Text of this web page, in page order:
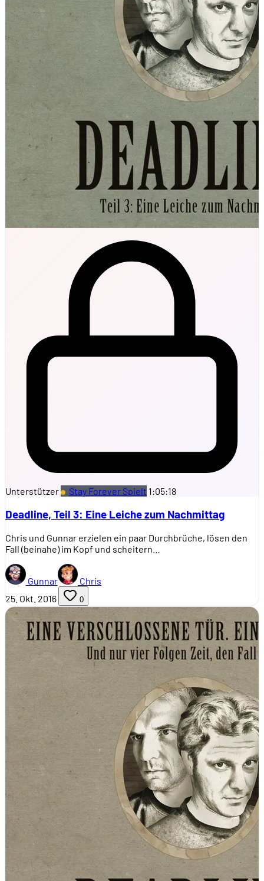
Unterstützer Stay Forever Spielt 1:05:18
Deadline, Teil 3: Eine Leiche zum Nachmittag
Chris und Gunnar erzielen ein paar Durchbrüche, lösen den
Fall (beinahe) im Kopf und scheitern…
Gunnar
Chris
25. Okt. 2016
0